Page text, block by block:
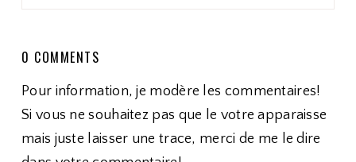
0 COMMENTS
Pour information, je modère les commentaires!
Si vous ne souhaitez pas que le votre apparaisse
mais juste laisser une trace, merci de me le dire